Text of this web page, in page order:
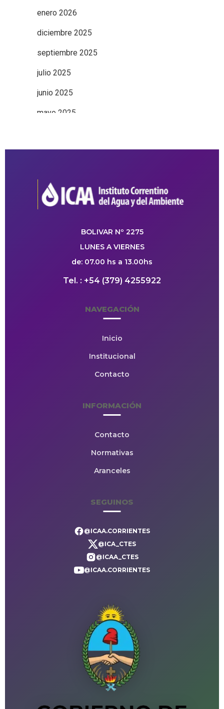
enero 2026
diciembre 2025
septiembre 2025
julio 2025
junio 2025
mayo 2025
BOLIVAR Nº 2275
LUNES A VIERNES
de: 07.00 hs a 13.00hs
Tel. : +54 (379) 4255922
NAVEGACIÓN
Inicio
Institucional
Contacto
INFORMACIÓN
Contacto
Normativas
Aranceles
SEGUINOS
@ICAA.CORRIENTES
@ICA_CTES
@ICAA_CTES
@ICAA.CORRIENTES